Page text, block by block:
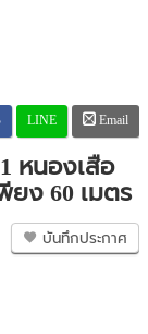
LINE Email
หนองเสือ
ยง 60 เมตร
บันทึกประกาศ